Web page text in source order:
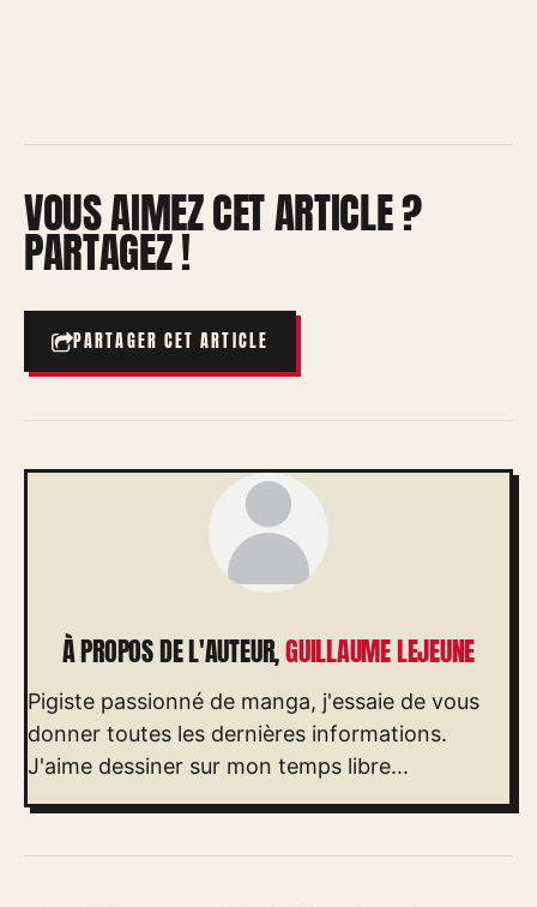
VOUS AIMEZ CET ARTICLE ?
PARTAGEZ !
PARTAGER CET ARTICLE
À PROPOS DE L'AUTEUR,GUILLAUME LEJEUNE
Pigiste passionné de manga, j'essaie de vous
donner toutes les dernières informations.
J'aime dessiner sur mon temps libre...